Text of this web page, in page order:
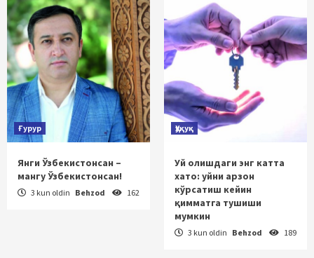
Ғурур
Янги Ўзбекистонсан –
мангу Ўзбекистонсан!
3 kun oldin Behzod 162
Ҳуқуқ
Уй олишдаги энг катта
хато: уйни арзон
кўрсатиш кейин
қимматга тушиши
мумкин
3 kun oldin Behzod 189